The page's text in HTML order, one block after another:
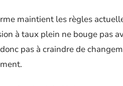
maintient les règles
à taux plein ne bouge pas
pas à craindre de